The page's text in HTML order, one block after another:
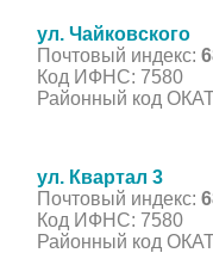
ул. Чайковского
Почтовый индекс:
Код ИФНС: 7580
Районный код
ул. Квартал 3
Почтовый индекс:
Код ИФНС: 7580
Районный код